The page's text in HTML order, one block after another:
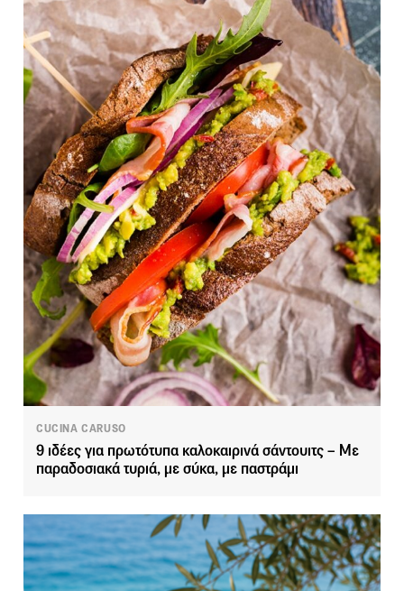
CUCINA CARUSO
9 ιδέες για πρωτότυπα καλοκαιρινά σάντουιτς – Με
παραδοσιακά τυριά, με σύκα, με παστράμι